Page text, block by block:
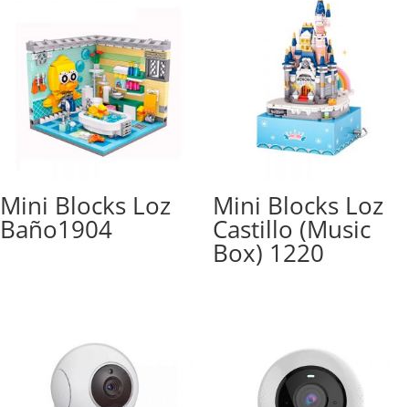
Mini Blocks Loz
Baño1904
Mini Blocks Loz
Castillo (Music
Box) 1220